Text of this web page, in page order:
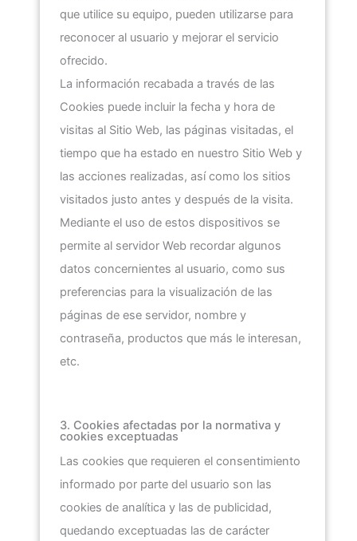
que utilice su equipo, pueden utilizarse para
reconocer al usuario y mejorar el servicio
ofrecido.
La información recabada a través de las
Cookies puede incluir la fecha y hora de
visitas al Sitio Web, las páginas visitadas, el
tiempo que ha estado en nuestro Sitio Web y
las acciones realizadas, así como los sitios
visitados justo antes y después de la visita.
Mediante el uso de estos dispositivos se
permite al servidor Web recordar algunos
datos concernientes al usuario, como sus
preferencias para la visualización de las
páginas de ese servidor, nombre y
contraseña, productos que más le interesan,
etc.
3. Cookies afectadas por la normativa y
cookies exceptuadas
Las cookies que requieren el consentimiento
informado por parte del usuario son las
cookies de analítica y las de publicidad,
quedando exceptuadas las de carácter